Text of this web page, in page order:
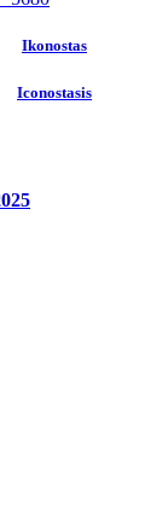
Ikonostas
Iconostasis